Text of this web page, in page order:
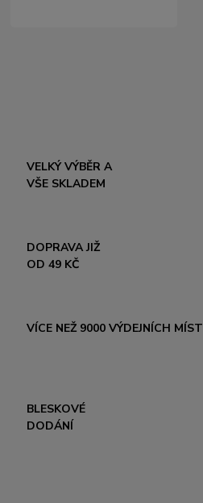
VELKÝ VÝBĚR A
VŠE SKLADEM
DOPRAVA JIŽ
OD 49 KČ
VÍCE NEŽ 9000 VÝDEJNÍCH MÍST
BLESKOVÉ
DODÁNÍ